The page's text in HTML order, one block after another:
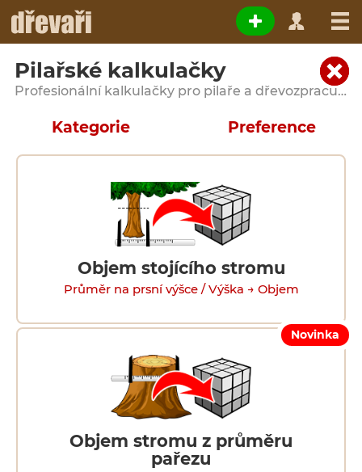
Pilařské kalkulačky
Profesionální kalkulačky pro pilaře a dřevozpracující provozy
Kategorie
Objem stojícího stromu
Průměr na prsní výšce / Výška → Objem
Novinka
Objem stromu z průměru
pařezu
Preference